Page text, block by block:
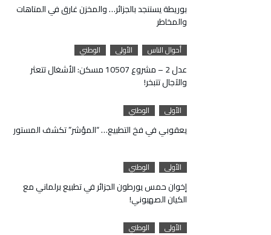
بوريطة يستنجد بالجزائر… والمخزن غارق في المتاهات
والمخاطر
أحوال الناس الأولى الوطني
عدل 2 – مشروع 10507 مسكن: الأشغال تتعثر
والآجال تتبخر!
الأولى الوطني
يعقوبي في فخ التطبيع… “المؤشر” تكشف المستور
الأولى الوطني
إخوان حمس يورطون الجزائر في تطبيع برلماني مع
الكيان الصهيوني!
الأولى الوطني